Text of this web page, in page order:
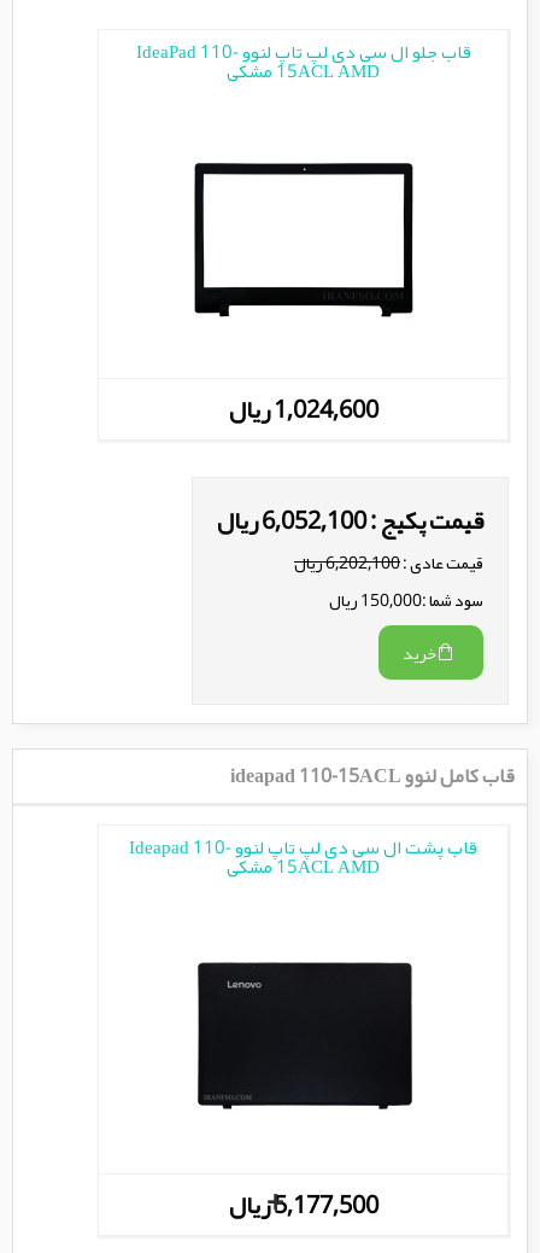
قاب جلو ال سی دی لپ تاپ لنوو IdeaPad 110-
15ACL AMD مشکی
1,024,600 ریال
قیمت پکیج : 6,052,100 ریال
قیمت عادی :6,202,100 ریال
سود شما :150,000 ریال
خرید
قاب کامل لنوو ideapad 110-15ACL
قاب پشت ال سی دی لپ تاپ لنوو Ideapad 110-
15ACL AMD مشکی
5,177,500 ریال+